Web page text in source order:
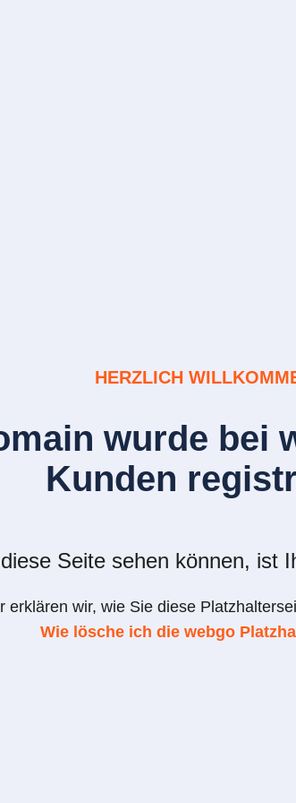
HERZLICH
wurde bei
Kunden
Seite sehen können, ist
erklären wir, wie Sie diese
Wie lösche ich die webgo